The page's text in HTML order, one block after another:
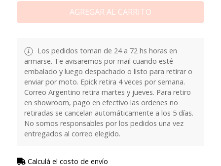
AGREGAR AL CARRITO
Los pedidos toman de 24 a 72 hs horas en
armarse. Te avisaremos por mail cuando esté
embalado y luego despachado o listo para retirar o
enviar por moto. Epick retira 4 veces por semana.
Correo Argentino retira martes y jueves. Para retiro
en showroom, pago en efectivo las ordenes no
retiradas se cancelan automáticamente a los 5 días.
No somos responsables por los pedidos una vez
entregados al correo elegido.
Calculá el costo de envío